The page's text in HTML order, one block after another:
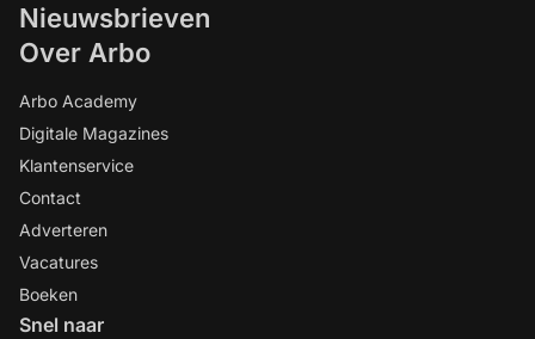
Nieuwsbrieven
Over Arbo
Arbo Academy
Digitale Magazines
Klantenservice
Contact
Adverteren
Vacatures
Boeken
Snel naar